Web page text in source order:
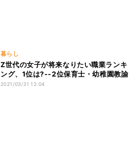
暮らし
Z世代の女子が将来なりたい職業ランキ
ング、1位は?--2位保育士・幼稚園教諭
2021/03/31 12:04